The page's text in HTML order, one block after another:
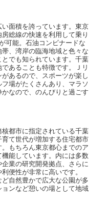
面積を誇っています。東京
総線の快速を利用して乗り
可能。石油コンビナードな
、湾岸の臨海地域と色々な
でも知られています。千葉
あることも特徴です。Ｊリ
あるので、スポーツが楽し
場がたくさんあり、マラソ
なので、のんびりと過ごす
都市に指定されている千葉
て世代が増加する住宅都市
もちろん東京都心までのア
能しています。内には多数
業の研究開発拠点、さらに
便性が非常に高いです。
自然豊かで広大な公園が多
ンなど憩いの場として地域